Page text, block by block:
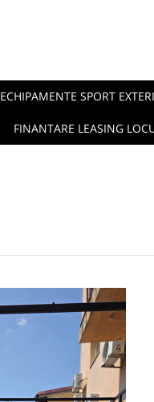
ECHIPAMENTE SPORT
FINANTARE LEASING